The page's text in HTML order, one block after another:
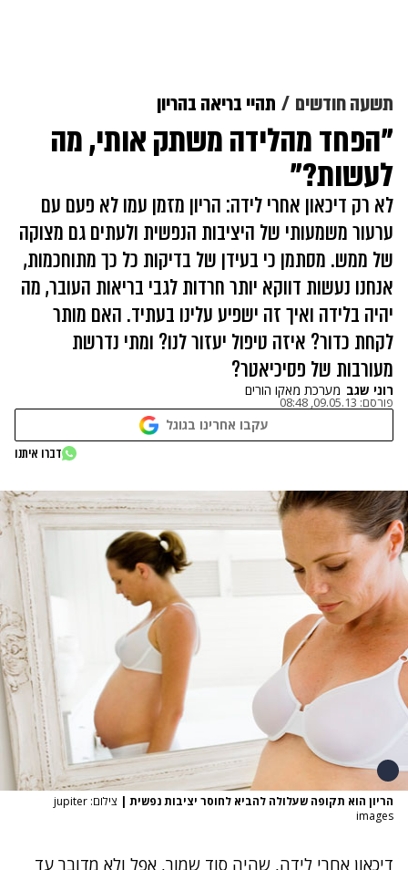
תשעה חודשים תהיי בריאה בהריון
"הפחד מהלידה משתק אותי, מה
לעשות?"
לא רק דיכאון אחרי לידה: הריון מזמן עמו לא פעם עם
ערעור משמעותי של היציבות הנפשית ולעתים גם מצוקה
של ממש. מסתמן כי בעידן של בדיקות כל כך מתוחכמות,
אנחנו נעשות דווקא יותר חרדות לגבי בריאות העובר, מה
יהיה בלידה ואיך זה ישפיע עלינו בעתיד. האם מותר
לקחת כדור? איזה טיפול יעזור לנו? ומתי נדרשת
מעורבות של פסיכיאטר?
רוני שגב מערכת מאקו הורים
פורסם: 09.05.13, 08:48
עקבו אחרינו בגוגל
דברו איתנו
הריון הוא תקופה שעלולה להביא לחוסר יציבות נפשית |
צילום: jupiter
images
דיכאון אחרי לידה, שהיה סוד שמור, אפל ולא מדובר עד